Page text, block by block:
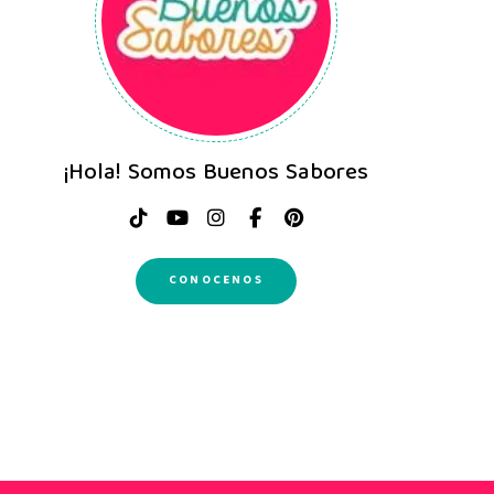
¡Hola! Somos Buenos Sabores
CONOCENOS